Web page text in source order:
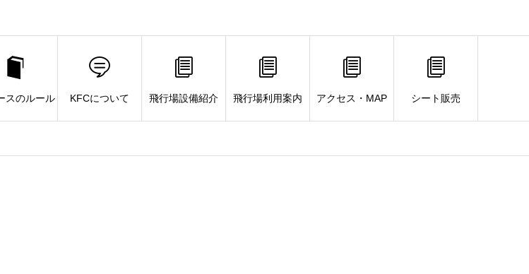
スのルール KFCについて 飛行場設備紹介 飛行場利用案内 アクセス・MAP シート販売